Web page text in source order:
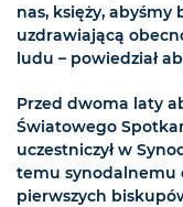
nas, księży,
uzdrawiającą
ludu – powiedział
Przed dwoma laty
Światowego
uczestniczył w
temu synodalnemu
pierwszych